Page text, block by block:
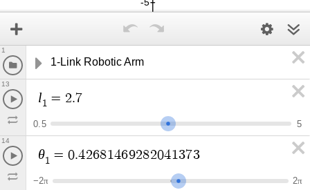
1-Link Robotic Arm
1
l1 = 2.7
0 5 5
13
θ1 = 0.42681469282041373
−2π 2π
14